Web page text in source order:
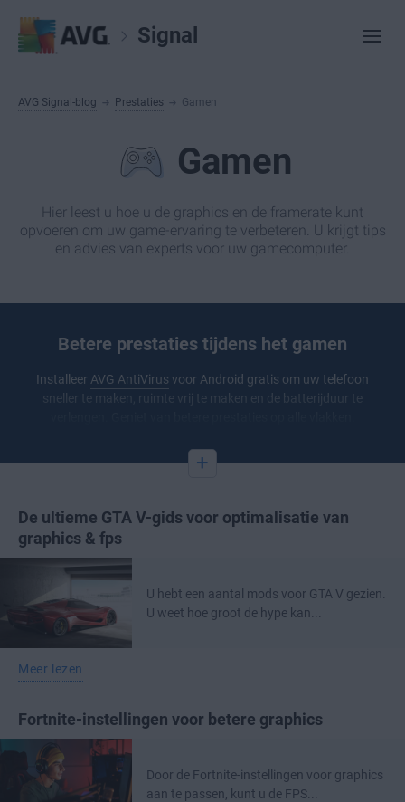
Signal
AVG Signal-blog Prestaties Gamen
Gamen
Hier leest u hoe u de graphics en de framerate kunt
opvoeren om uw game-ervaring te verbeteren. U krijgt tips
en advies van experts voor uw gamecomputer.
Betere prestaties tijdens het gamen
Installeer AVG AntiVirus voor Android gratis om uw telefoon
sneller te maken, ruimte vrij te maken en de batterijduur te
+
De ultieme GTA V-gids voor optimalisatie van
graphics & fps
U hebt een aantal mods voor GTA V gezien.
U weet hoe groot de hype kan...
Meer lezen
Fortnite-instellingen voor betere graphics
Door de Fortnite-instellingen voor graphics
aan te passen, kunt u de FPS...